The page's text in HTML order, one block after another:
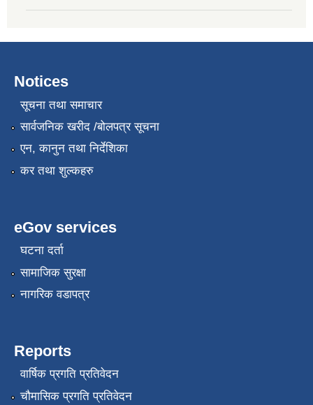
Notices
सूचना तथा समाचार
सार्वजनिक खरीद /बोलपत्र सूचना
एन, कानुन तथा निर्देशिका
कर तथा शुल्कहरु
eGov services
घटना दर्ता
सामाजिक सुरक्षा
नागरिक वडापत्र
Reports
वार्षिक प्रगति प्रतिवेदन
चौमासिक प्रगति प्रतिवेदन